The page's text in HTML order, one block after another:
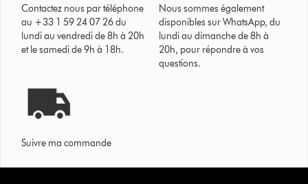
Contactez nous par téléphone
au +33 1 59 24 07 26 du
lundi au vendredi de 8h à 20h
et le samedi de 9h à 18h.
Nous sommes également
disponibles sur WhatsApp, du
lundi au dimanche de 8h à
20h, pour répondre à vos
questions.
Suivre ma commande